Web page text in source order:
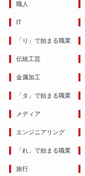
職人
IT
「り」で始まる職業
伝統工芸
金属加工
「タ」で始まる職業
メディア
エンジニアリング
「れ」で始まる職業
旅行